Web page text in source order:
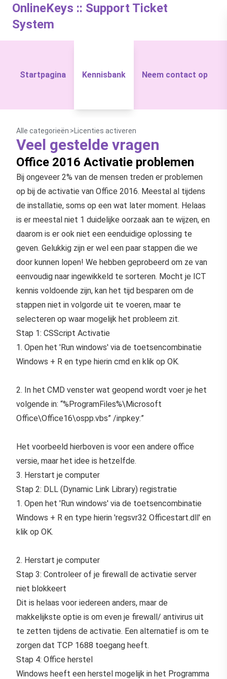
OnlineKeys :: Support Ticket
System
Startpagina Kennisbank Neem contact op
Alle categorieën Licenties activeren
Veel gestelde vragen
Office 2016 Activatie problemen
Bij ongeveer 2% van de mensen treden er problemen
op bij de activatie van Office 2016. Meestal al tijdens
de installatie, soms op een wat later moment. Helaas
is er meestal niet 1 duidelijke oorzaak aan te wijzen, en
daarom is er ook niet een eenduidige oplossing te
geven. Gelukkig zijn er wel een paar stappen die we
door kunnen lopen! We hebben geprobeerd om ze van
eenvoudig naar ingewikkeld te sorteren. Mocht je ICT
kennis voldoende zijn, kan het tijd besparen om de
stappen niet in volgorde uit te voeren, maar te
selecteren op waar mogelijk het probleem zit.
Stap 1: CSScript Activatie
1. Open het 'Run windows' via de toetsencombinatie
Windows + R en type hierin cmd en klik op OK.
2. In het CMD venster wat geopend wordt voer je het
volgende in: “%ProgramFiles%\Microsoft
Office\Office16\ospp.vbs” /inpkey:”
Het voorbeeld hierboven is voor een andere office
versie, maar het idee is hetzelfde.
3. Herstart je computer
Stap 2: DLL (Dynamic Link Library) registratie
1. Open het 'Run windows' via de toetsencombinatie
Windows + R en type hierin 'regsvr32 Officestart.dll' en
klik op OK.
2. Herstart je computer
Stap 3: Controleer of je firewall de activatie server
niet blokkeert
Dit is helaas voor iedereen anders, maar de
makkelijkste optie is om even je firewall/ antivirus uit
te zetten tijdens de activatie. Een alternatief is om te
zorgen dat TCP 1688 toegang heeft.
Stap 4: Office herstel
Windows heeft een herstel mogelijk in het Programma